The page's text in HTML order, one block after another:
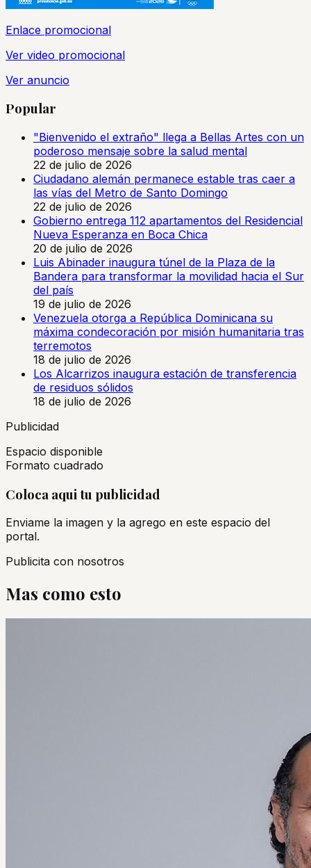
Enlace promocional
Ver video promocional
Ver anuncio
Popular
"Bienvenido el extraño" llega a Bellas Artes con un
poderoso mensaje sobre la salud mental
22 de julio de 2026
Ciudadano alemán permanece estable tras caer a
las vías del Metro de Santo Domingo
22 de julio de 2026
Gobierno entrega 112 apartamentos del Residencial
Nueva Esperanza en Boca Chica
20 de julio de 2026
Luis Abinader inaugura túnel de la Plaza de la
Bandera para transformar la movilidad hacia el Sur
del país
19 de julio de 2026
Venezuela otorga a República Dominicana su
máxima condecoración por misión humanitaria tras
terremotos
18 de julio de 2026
Los Alcarrizos inaugura estación de transferencia
de residuos sólidos
18 de julio de 2026
Publicidad
Espacio disponible
Formato cuadrado
Coloca aqui tu publicidad
Enviame la imagen y la agrego en este espacio del
portal.
Publicita con nosotros
Mas como esto